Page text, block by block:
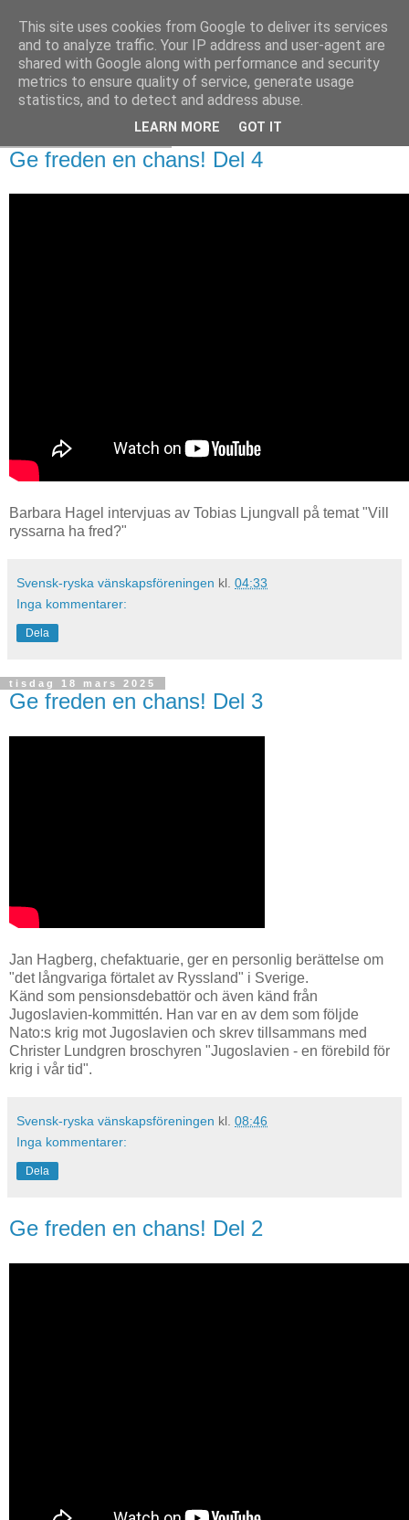
Ge freden en chans! Del 4
Barbara Hagel intervjuas av Tobias Ljungvall på temat "Vill
ryssarna ha fred?"
Svensk-ryska vänskapsföreningen kl. 04:33
Inga kommentarer:
Dela
tisdag 18 mars 2025
Ge freden en chans! Del 3
Jan Hagberg, chefaktuarie, ger en personlig berättelse om
"det långvariga förtalet av Ryssland" i Sverige.
Känd som pensionsdebattör och även känd från
Jugoslavien-kommittén. Han var en av dem som följde
Nato:s krig mot Jugoslavien och skrev tillsammans med
Christer Lundgren broschyren "Jugoslavien - en förebild för
krig i vår tid".
Svensk-ryska vänskapsföreningen kl. 08:46
Inga kommentarer:
Dela
Ge freden en chans! Del 2
This site uses cookies from Google to deliver its services
and to analyze traffic. Your IP address and user-agent are
shared with Google along with performance and security
metrics to ensure quality of service, generate usage
statistics, and to detect and address abuse.
LEARN MORE GOT IT